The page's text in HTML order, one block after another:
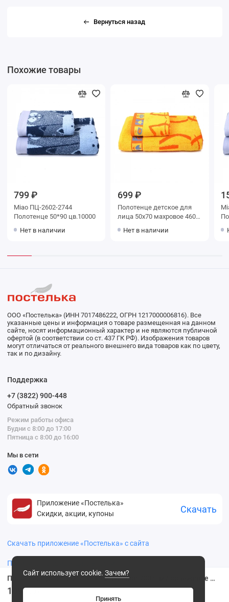
Полотенце для бани 70х140 махровое 700 г/м2 оранжевое Донецкая мануфактура Prezioso
1099
Вернуться назад
Похожие товары
799 ₽
Miao ПЦ-2602-2744
Полотенце 50*90 цв.10000
Нет в наличии
699 ₽
Полотенце детское для
лица 50х70 махровое 460
мануфактура Kitti
Нет в наличии
Сайт использует cookie. Зачем?
Принять
ООО «Постелька» (ИНН 7017486222, ОГРН 1217000006816). Все
указанные цены и информация о товаре размещенная на данном
сайте, носят информационный характер и не являются публичной
офертой (в соответствии со ст. 437 ГК РФ). Изображения товаров
могут отличаться от реального внешнего вида товаров как по цвету,
так и по дизайну.
Поддержка
+7 (3822) 900-448
Обратный звонок
Режим работы офиса
Будни с 8:00 до 17:00
Пятница с 8:00 до 16:00
Мы в сети
Приложение «Постелька»
Скидки, акции, купоны
Скачать
Скачать приложение «Постелька» с сайта
Политика конфиденциальности